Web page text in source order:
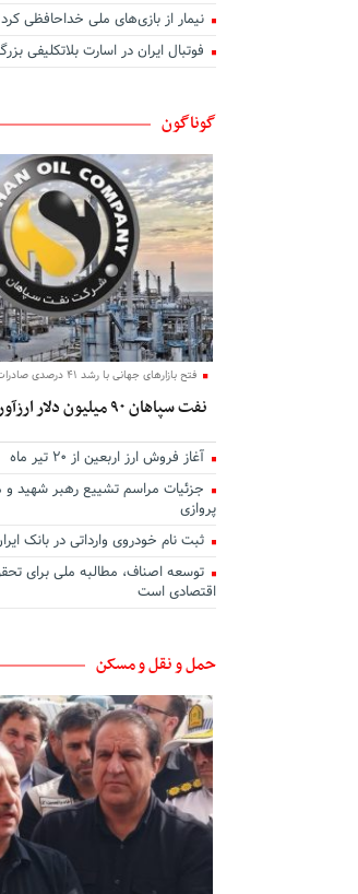
اگر عاشق کسی دیگر شوم
بوی تو
دوست داشتن
نخستین نگاه
تو نیستی که ببینی
من و تو، درخت و بارون
مهربانی را بیاموزیم
یک روز می‌آیی که من
زیبا
دل روشنی دارم ای عشق
نیمار از بازی‌های ملی خداحافظی کرد
فوتبال ایران در اسارت بلاتکلیفی
گوناگون
فتح بازارهای جهانی با رشد ۴۱ درصدی صادرات؛
نفت سپاهان ۹۰ میلیون دلار ارزآوری کرد
آغاز فروش ارز اربعین از ۲۰ تیر ماه
جزئیات مراسم تشییع رهبر شهید
پروازی
ثبت نام خودروی وارداتی در بانک
توسعه اصناف، مطالبه ملی برای
اقتصادی است
حمل و نقل و مسکن